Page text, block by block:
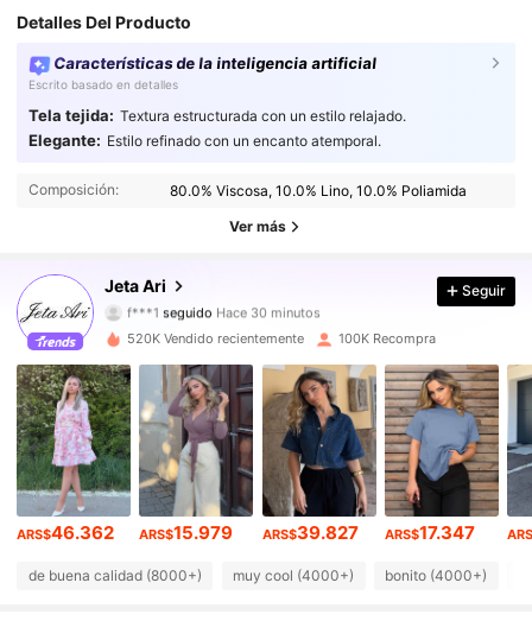
Detalles Del Producto
Características de la inteligencia artificial
Escrito basado en detalles
Tela tejida: Textura estructurada con un estilo relajado.
Elegante: Estilo refinado con un encanto atemporal.
Composición: 80.0% Viscosa, 10.0% Lino, 10.0% Poliamida
Ver más
Jeta Ari
4,84
110K Seguidores
4,84 110K Seguidores
4,84 110K Seguidores
4,84 110K Seguidores
4,84 110K Seguidores
Seguir
520K Vendido recientemente 100K Recompra
ARS$46.362 ARS$15.979 ARS$39.827 ARS$17.347
de buena calidad (8000+) muy cool (4000+) bonito (4000+)